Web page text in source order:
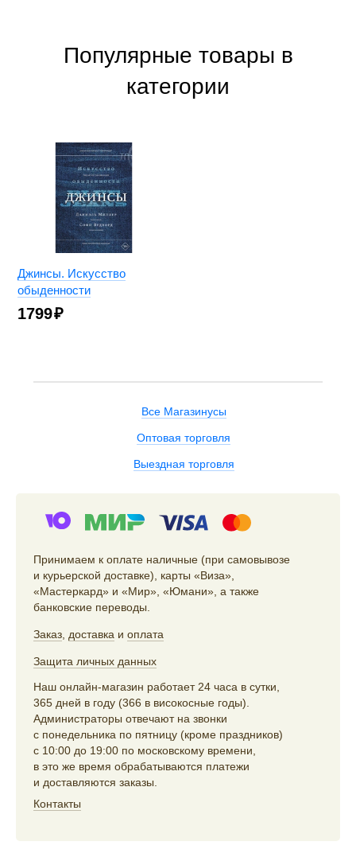
Популярные товары в
категории
Джинсы. Искусство
обыденности
1799₽
Все Магазинусы
Оптовая торговля
Выездная торговля
Принимаем к оплате наличные (при самовывозе
и курьерской доставке), карты «Виза»,
«Мастеркард» и «Мир», «Юмани», а также
банковские переводы.
Заказ, доставка и оплата
Защита личных данных
Наш онлайн-магазин работает 24 часа в сутки,
365 дней в году (366 в високосные годы).
Администраторы отвечают на звонки
с понедельника по пятницу (кроме праздников)
с 10:00 до 19:00 по московскому времени,
в это же время обрабатываются платежи
и доставляются заказы.
Контакты